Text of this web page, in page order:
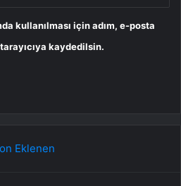
kullanılması için adım, e-posta
kaydedilsin.
Eklenen